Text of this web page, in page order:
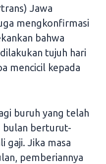
Jawa
mengkonfirmasi
bahwa
tujuh hari
mencicil kepada
buruh yang telah
bulan berturut-
gaji. Jika masa
pemberiannya